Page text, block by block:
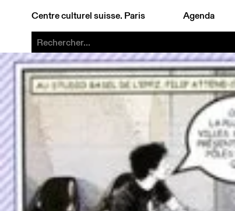
Centre culturel suisse. Paris Agenda